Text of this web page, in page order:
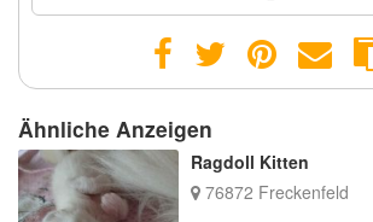
Ähnliche Anzeigen
Ragdoll Kitten
76872 Freckenfeld